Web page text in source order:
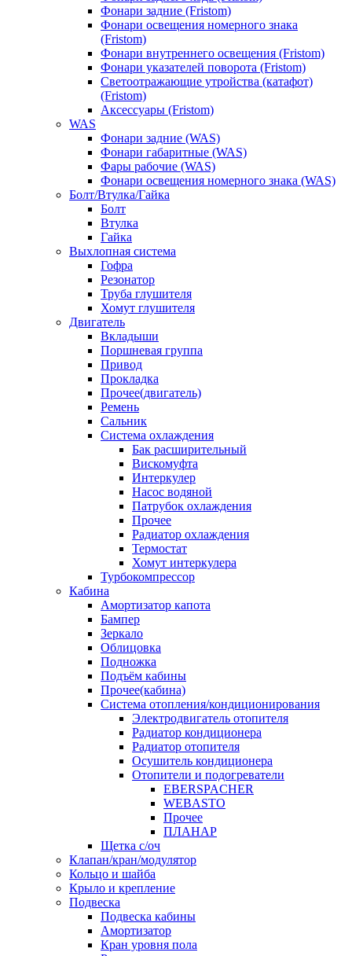
Фонари задние (Fristom)
Фонари освещения номерного знака
(Fristom)
Фонари внутреннего освещения (Fristom)
Фонари указателей поворота (Fristom)
Светоотражающие утройства (катафот)
(Fristom)
Аксессуары (Fristom)
WAS
Фонари задние (WAS)
Фонари габаритные (WAS)
Фары рабочие (WAS)
Фонари освещения номерного знака (WAS)
Болт/Втулка/Гайка
Болт
Втулка
Гайка
Выхлопная система
Гофра
Резонатор
Труба глушителя
Хомут глушителя
Двигатель
Вкладыши
Поршневая группа
Привод
Прокладка
Прочее(двигатель)
Ремень
Сальник
Система охлаждения
Бак расширительный
Вискомуфта
Интеркулер
Насос водяной
Патрубок охлаждения
Прочее
Радиатор охлаждения
Термостат
Хомут интеркулера
Турбокомпрессор
Кабина
Амортизатор капота
Бампер
Зеркало
Облицовка
Подножка
Подъём кабины
Прочее(кабина)
Система отопления/кондиционирования
Электродвигатель отопителя
Радиатор кондиционера
Радиатор отопителя
Осушитель кондиционера
Отопители и подогреватели
EBERSPACHER
WEBASTO
Прочее
ПЛАНАР
Щетка с/оч
Клапан/кран/модулятор
Кольцо и шайба
Крыло и крепление
Подвеска
Подвеска кабины
Амортизатор
Кран уровня пола